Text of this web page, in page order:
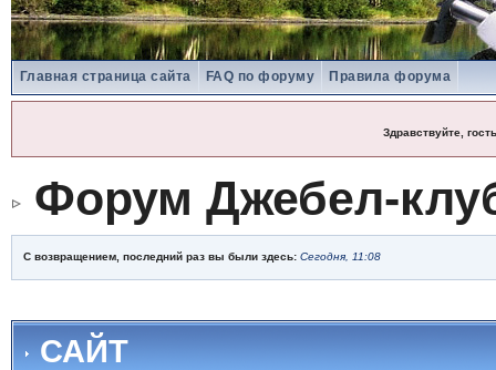
Главная страница сайта FAQ по форуму Правила форума
Здравствуйте, гость
Форум Джебел-
С возвращением, последний раз вы были здесь: Сегодня, 11:08
САЙТ